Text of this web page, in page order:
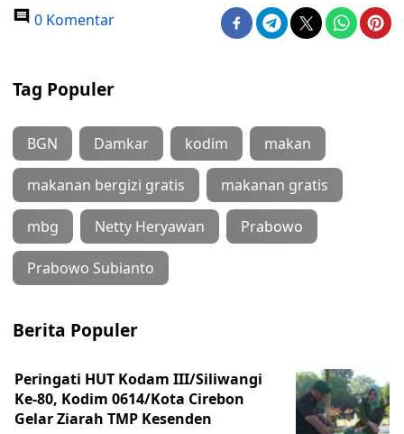
0 Komentar
Tag Populer
BGN Damkar kodim makan
makanan bergizi gratis makanan gratis
mbg Netty Heryawan Prabowo
Prabowo Subianto
Berita Populer
Peringati HUT Kodam III/Siliwangi
Ke-80, Kodim 0614/Kota Cirebon
Gelar Ziarah TMP Kesenden